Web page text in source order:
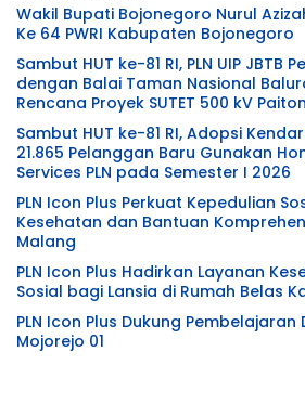
Wakil Bupati Bojonegoro Nurul
Ke 64 PWRI Kabupaten Bojonegoro
Sambut HUT ke-81 RI, PLN UIP JBTB
dengan Balai Taman Nasional
Rencana Proyek SUTET 500 kV
Watudodol/Kalipuro
Sambut HUT ke-81 RI, Adopsi
21.865 Pelanggan Baru Gunakan
Services PLN pada Semester I 2026
PLN Icon Plus Perkuat Kepedulian
Kesehatan dan Bantuan
Malang
PLN Icon Plus Hadirkan Layanan
Sosial bagi Lansia di Rumah Belas
PLN Icon Plus Dukung Pembelajaran
Mojorejo 01